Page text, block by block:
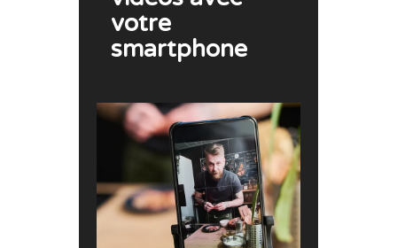
votre
smartphone